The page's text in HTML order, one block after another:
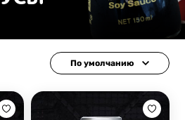
По умолчанию